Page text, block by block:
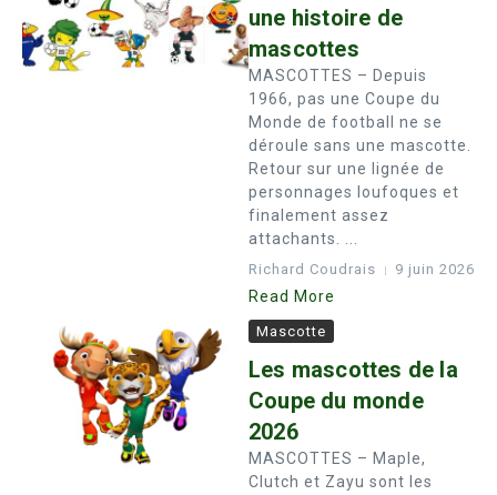
une histoire de
mascottes
MASCOTTES – Depuis
1966, pas une Coupe du
Monde de football ne se
déroule sans une mascotte.
Retour sur une lignée de
personnages loufoques et
finalement assez
attachants. ...
Richard Coudrais 9 juin 2026
Read More
Mascotte
Les mascottes de la
Coupe du monde
2026
MASCOTTES – Maple,
Clutch et Zayu sont les